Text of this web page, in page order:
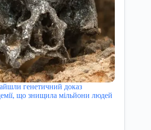
генетичний доказ
що знищила мільйони людей